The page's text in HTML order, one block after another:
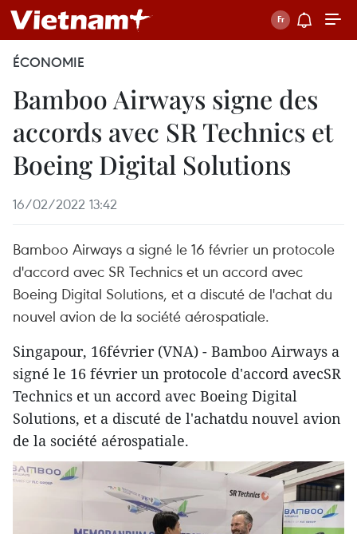
ÉCONOMIE
Bamboo Airways signe des
accords avec SR Technics et
Boeing Digital Solutions
16/02/2022 13:42
Bamboo Airways a signé le 16 février un protocole
d'accord avec SR Technics et un accord avec
Boeing Digital Solutions, et a discuté de l'achat du
nouvel avion de la société aérospatiale.
Singapour, 16février (VNA) - Bamboo Airways a
signé le 16 février un protocole d'accord avecSR
Technics et un accord avec Boeing Digital
Solutions, et a discuté de l'achatdu nouvel avion
de la société aérospatiale.